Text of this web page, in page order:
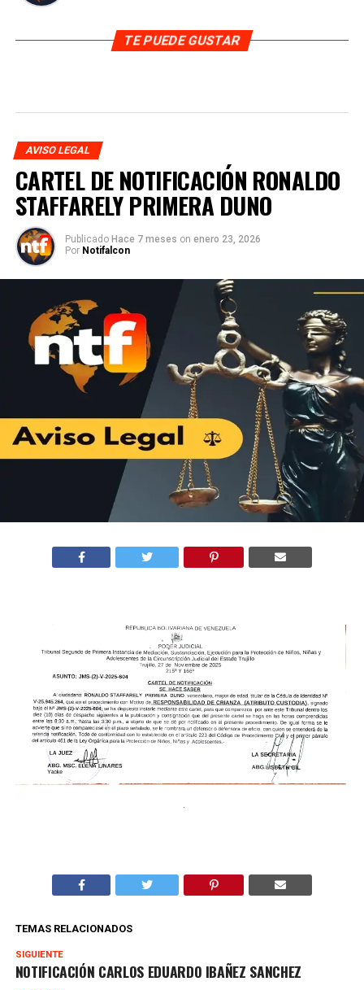
TE PUEDE GUSTAR
AVISO LEGAL
CARTEL DE NOTIFICACIÓN RONALDO
STAFFARELY PRIMERA DUNO
Publicado Hace 7 meses on enero 23, 2026
Por Notifalcon
TEMAS RELACIONADOS
SIGUIENTE
NOTIFICACIÓN CARLOS EDUARDO IBAÑEZ SANCHEZ